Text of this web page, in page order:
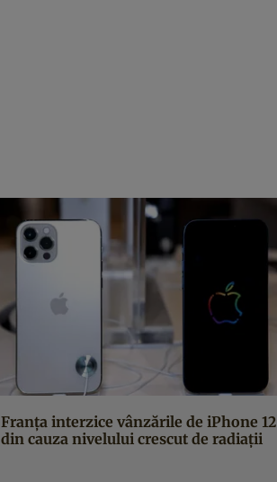
Franța interzice vânzările de iPhone 12
din cauza nivelului crescut de radiații